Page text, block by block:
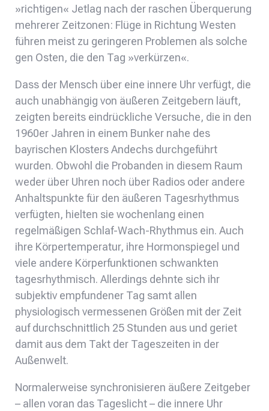
»richtigen« Jetlag nach der raschen Überquerung
mehrerer Zeitzonen: Flüge in Richtung Westen
führen meist zu geringeren Problemen als solche
gen Osten, die den Tag »verkürzen«.
Dass der Mensch über eine innere Uhr verfügt, die
auch unabhängig von äußeren Zeitgebern läuft,
zeigten bereits eindrückliche Versuche, die in den
1960er Jahren in einem Bunker nahe des
bayrischen Klosters Andechs durchgeführt
wurden. Obwohl die Probanden in diesem Raum
weder über Uhren noch über Radios oder andere
Anhaltspunkte für den äußeren Tagesrhythmus
verfügten, hielten sie wochenlang einen
regelmäßigen Schlaf-Wach-Rhythmus ein. Auch
ihre Körpertemperatur, ihre Hormonspiegel und
viele andere Körperfunktionen schwankten
tagesrhythmisch. Allerdings dehnte sich ihr
subjektiv empfundener Tag samt allen
physiologisch vermessenen Größen mit der Zeit
auf durchschnittlich 25 Stunden aus und geriet
damit aus dem Takt der Tageszeiten in der
Außenwelt.
Normalerweise synchronisieren äußere Zeitgeber
– allen voran das Tageslicht – die innere Uhr